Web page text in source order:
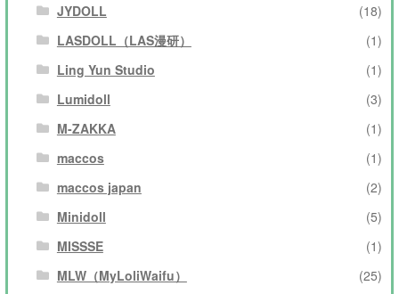
JYDOLL
(18)
LASDOLL（LAS漫研）
(1)
Ling Yun Studio
(1)
Lumidoll
(3)
M-ZAKKA
(1)
maccos
(1)
maccos japan
(2)
Minidoll
(5)
MISSSE
(1)
MLW（MyLoliWaifu）
(25)